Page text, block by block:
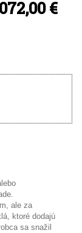
€
ale za
ktoré dodajú
sa snažil